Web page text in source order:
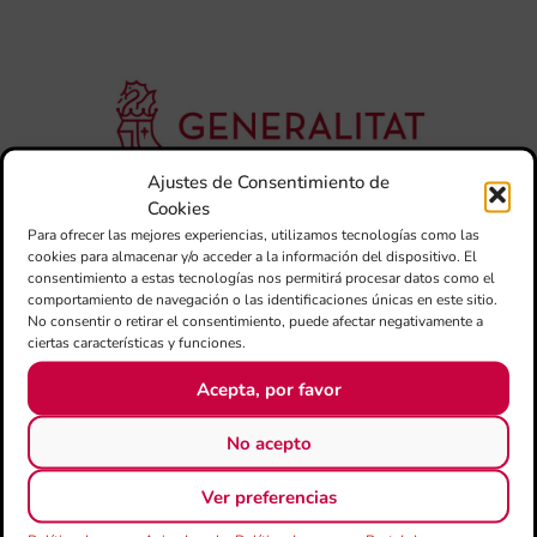
Ajustes de Consentimiento de
Cookies
Para ofrecer las mejores experiencias, utilizamos tecnologías como las
cookies para almacenar y/o acceder a la información del dispositivo. El
consentimiento a estas tecnologías nos permitirá procesar datos como el
comportamiento de navegación o las identificaciones únicas en este sitio.
No consentir o retirar el consentimiento, puede afectar negativamente a
ciertas características y funciones.
Acepta, por favor
No acepto
Ver preferencias